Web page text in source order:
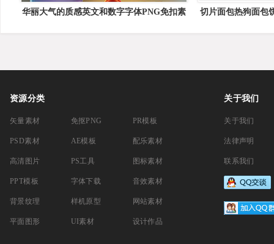
华丽大气的质感英文和数字字体PNG免扣素
切片面包热狗面包
资源分类
矢量素材
PSD素材
高清图片
PPT模板
背景纹理
平面图形
免抠PNG
AE模板
PS工具
字体下载
样机原型
UI素材
PR模板
配乐素材
图标素材
音效素材
网站素材
设计作品
关于我们
关于我们
法律声明
联系我们